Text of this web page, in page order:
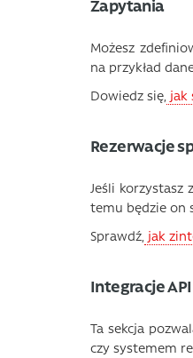
Zapytania
Możesz
na przykład
Dowiedz się, jak
Rezerwacje
Jeśli korzystasz
temu będzie on
Sprawdź, jak
Integracje API
Ta sekcja
czy systemem